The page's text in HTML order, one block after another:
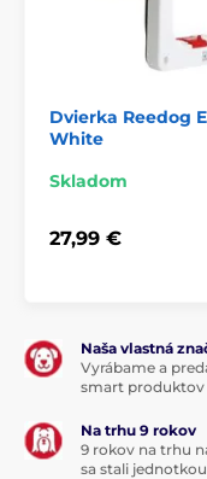
Technické
predchádzajúceho
Produkt je
Dvierka na čip
Dvierka Reedog
White
Skladom
27,99 €
Naša vlastná
Vyrábame a
smart produktov
Na trhu 9 rokov
9 rokov na trhu
sa stali